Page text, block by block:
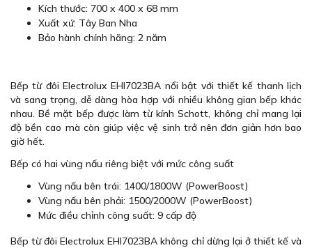
Kích thước: 700 x 400 x 68 mm
Xuất xứ: Tây Ban Nha
Bảo hành chính hãng: 2 năm
Bếp từ đôi Electrolux EHI7023BA nổi bật với thiết kế thanh lịch
và sang trọng, dễ dàng hòa hợp với nhiều không gian bếp khác
nhau. Bề mặt bếp được làm từ kính Schott, không chỉ mang lại
độ bền cao mà còn giúp việc vệ sinh trở nên đơn giản hơn bao
giờ hết.
Bếp có hai vùng nấu riêng biệt với mức công suất
Vùng nấu bên trái: 1400/1800W (PowerBoost)
Vùng nấu bên phải: 1500/2000W (PowerBoost)
Mức điều chỉnh công suất: 9 cấp độ
Bếp từ đôi Electrolux EHI7023BA không chỉ dừng lại ở thiết kế và